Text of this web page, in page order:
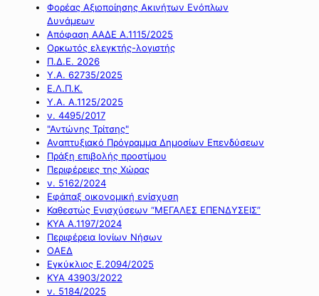
Φορέας Αξιοποίησης Ακινήτων Ενόπλων
Δυνάμεων
Απόφαση ΑΑΔΕ Α.1115/2025
Ορκωτός ελεγκτής-λογιστής
Π.Δ.Ε. 2026
Υ.Α. 62735/2025
Ε.Λ.Π.Κ.
Υ.Α. Α.1125/2025
ν. 4495/2017
"Αντώνης Τρίτσης"
Αναπτυξιακό Πρόγραμμα Δημοσίων Επενδύσεων
Πράξη επιβολής προστίμου
Περιφέρειες της Χώρας
ν. 5162/2024
Εφάπαξ οικονομική ενίσχυση
Καθεστώς Ενισχύσεων “ΜΕΓΑΛΕΣ ΕΠΕΝΔΥΣΕΙΣ”
ΚΥΑ Α.1197/2024
Περιφέρεια Ιονίων Νήσων
ΟΑΕΔ
Εγκύκλιος Ε.2094/2025
ΚΥΑ 43903/2022
ν. 5184/2025